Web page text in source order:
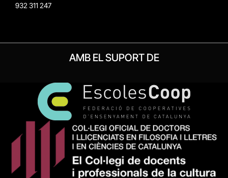
932 311 247
AMB EL SUPORT DE